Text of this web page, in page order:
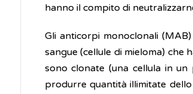
hanno il compito di
Gli anticorpi monoclonali
sangue (cellule di mieloma) che
sono clonate (una cellula in un
produrre quantità illimitate